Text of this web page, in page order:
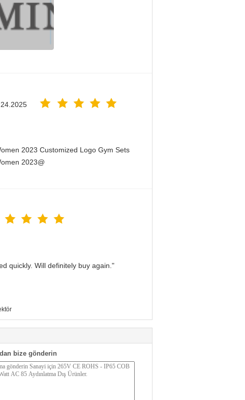
2023 Customized Logo Gym Sets
2023@
quickly. Will definitely buy again."
bize gönderin